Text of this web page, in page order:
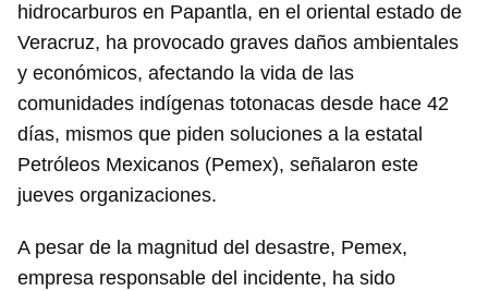
hidrocarburos en Papantla, en el oriental estado de
Veracruz, ha provocado graves daños ambientales
y económicos, afectando la vida de las
comunidades indígenas totonacas desde hace 42
días, mismos que piden soluciones a la estatal
Petróleos Mexicanos (Pemex), señalaron este
jueves organizaciones.
A pesar de la magnitud del desastre, Pemex,
empresa responsable del incidente, ha sido